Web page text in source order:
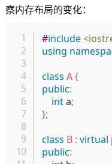
察内存布局的变化：
#include
using
class A{
public:
int a;
};
class B : virtual
public: